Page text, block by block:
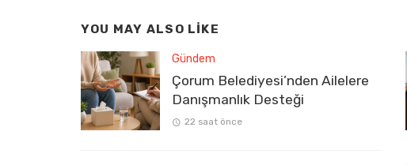
YOU MAY ALSO LIKE
Gündem
Çorum Belediyesi’nden Ailelere
Danışmanlık Desteği
22 saat önce